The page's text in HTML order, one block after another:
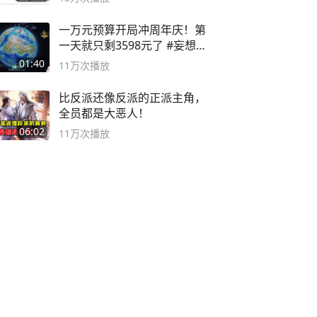
01:40
一万元预算开局冲周年庆！第
一天就只剩3598元了 #妄想山
海
11万次播放
06:02
比反派还像反派的正派主角，
全员都是大恶人！
11万次播放